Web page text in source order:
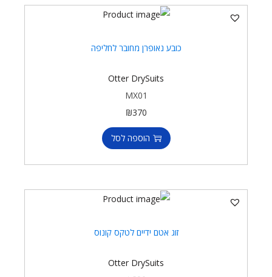
כובע נאופרן מחובר לחליפה
Otter DrySuits
MX01
₪370
הוספה לסל
זוג אטם ידיים לטקס קונוס
Otter DrySuits